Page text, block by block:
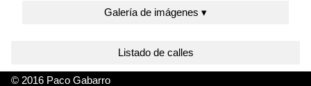
Galería de imágenes ▾
Listado de calles
© 2016 Paco Gabarro